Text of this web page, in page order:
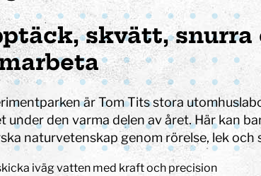
Lov
Våra bästa tips
Hitta hit
Experimentbutiken
Tillgänglighet
målen
Lokaler
Eventlokaler
Mindre konferensrum
Medelstora konferensrum
Projekt i förskolan
Bokningsbara
Jobba med oss
Ägare och styrelse
Om webbplatsen
skvätt, snurra
är Tom Tits stora
under den varma delen av året. Här kan
naturvetenskap genom rörelse, lek och
iväg vatten med kraft och precision